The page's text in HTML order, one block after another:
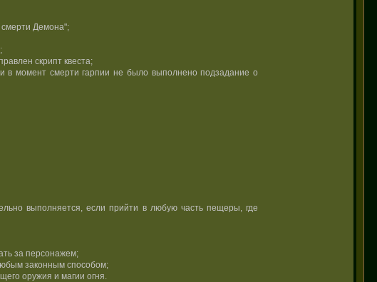
Демона";
скрипт квеста;
в момент смерти гарпии не было выполнено подзадание о
выполняется, если прийти в любую часть пещеры, где
за персонажем;
законным способом;
оружия и магии огня.